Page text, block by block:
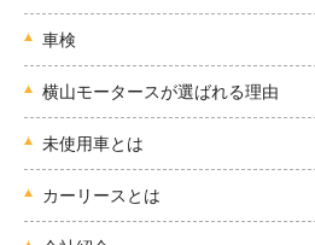
車検
横山モータースが選ばれる理由
未使用車とは
カーリースとは